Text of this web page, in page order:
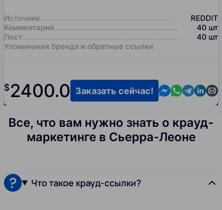
Источник
REDDIT
Комментарий
40 шт
Пост
40 шт
Упоминания бренда и обратные ссылки
$2400.0 Contact us in
Contact us
Contact
Заказать сейчас!
Все, что вам нужно знать о крауд-
маркетинге в Сьерра-Леоне
Что такое крауд-ссылки?